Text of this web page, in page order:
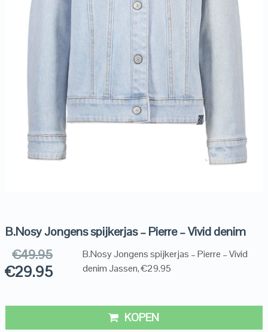
B.Nosy Jongens spijkerjas – Pierre – Vivid denim
€49.95
€29.95
B.Nosy Jongens spijkerjas – Pierre – Vivid
denim Jassen, €29.95
KOPEN